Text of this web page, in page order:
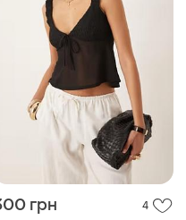
300 грн 4
Топ чорний жіночий asos